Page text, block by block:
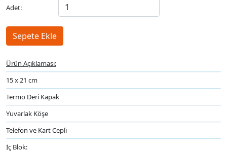
Adet:
Ürün Açıklaması:
15 x 21 cm
Termo Deri Kapak
Yuvarlak Köşe
Telefon ve Kart Cepli
İç Blok: